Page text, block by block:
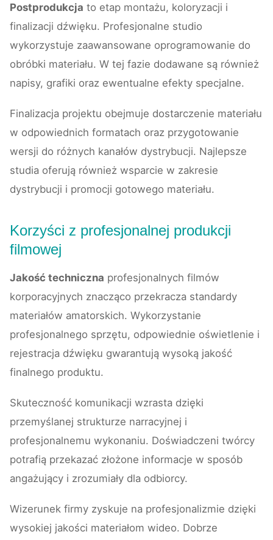
Postprodukcja to etap montażu, koloryzacji i
finalizacji dźwięku. Profesjonalne studio
wykorzystuje zaawansowane oprogramowanie do
obróbki materiału. W tej fazie dodawane są również
napisy, grafiki oraz ewentualne efekty specjalne.
Finalizacja projektu obejmuje dostarczenie materiału
w odpowiednich formatach oraz przygotowanie
wersji do różnych kanałów dystrybucji. Najlepsze
studia oferują również wsparcie w zakresie
dystrybucji i promocji gotowego materiału.
Korzyści z profesjonalnej produkcji
filmowej
Jakość techniczna profesjonalnych filmów
korporacyjnych znacząco przekracza standardy
materiałów amatorskich. Wykorzystanie
profesjonalnego sprzętu, odpowiednie oświetlenie i
rejestracja dźwięku gwarantują wysoką jakość
finalnego produktu.
Skuteczność komunikacji wzrasta dzięki
przemyślanej strukturze narracyjnej i
profesjonalnemu wykonaniu. Doświadczeni twórcy
potrafią przekazać złożone informacje w sposób
angażujący i zrozumiały dla odbiorcy.
Wizerunek firmy zyskuje na profesjonalizmie dzięki
wysokiej jakości materiałom wideo. Dobrze